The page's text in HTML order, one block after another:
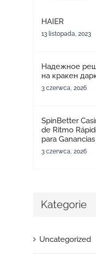
HAIER
13 listopada, 2023
Надежное
на кракен
3 czerwca, 2026
SpinBetter
de Ritmo
para
3 czerwca, 2026
Kategorie
Uncategorized